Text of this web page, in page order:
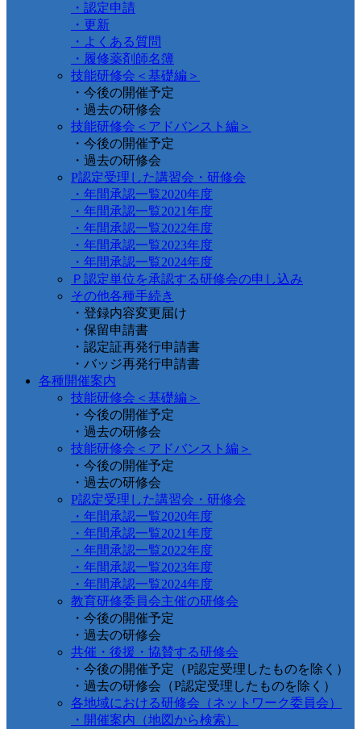
・認定申請
・更新
・よくある質問
・履修薬剤師名簿
技能研修会＜基礎編＞
・今後の開催予定
・過去の研修会
技能研修会＜アドバンスト編＞
・今後の開催予定
・過去の研修会
P認定受理した講習会・研修会
・年間承認一覧2020年度
・年間承認一覧2021年度
・年間承認一覧2022年度
・年間承認一覧2023年度
・年間承認一覧2024年度
Ｐ認定単位を承認する研修会の申し込み
その他各種手続き
・登録内容変更届け
・保留申請書
・認定証再発行申請書
・バッジ再発行申請書
各種開催案内
技能研修会＜基礎編＞
・今後の開催予定
・過去の研修会
技能研修会＜アドバンスト編＞
・今後の開催予定
・過去の研修会
P認定受理した講習会・研修会
・年間承認一覧2020年度
・年間承認一覧2021年度
・年間承認一覧2022年度
・年間承認一覧2023年度
・年間承認一覧2024年度
教育研修委員会主催の研修会
・今後の開催予定
・過去の研修会
共催・後援・協賛する研修会
・今後の開催予定（P認定受理したものを除く）
・過去の研修会（P認定受理したものを除く）
各地域における研修会（ネットワーク委員会）
・開催案内（地図から検索）